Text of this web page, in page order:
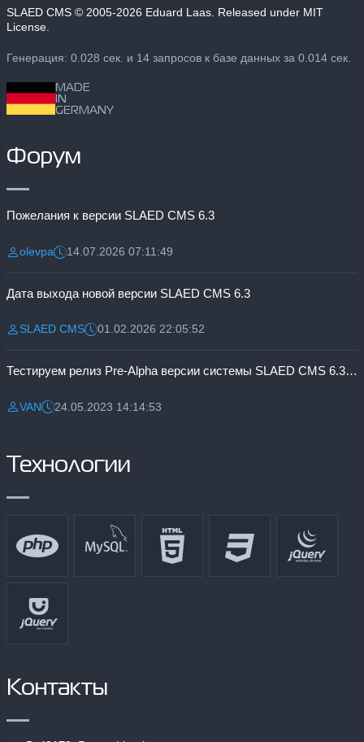
SLAED CMS © 2005-2026 Eduard Laas. Released under MIT
License.
Генерация: 0.028 сек. и 14 запросов к базе данных за 0.014 сек.
MADE
IN
GERMANY
Форум
Пожелания к версии SLAED CMS 6.3
Разместил:
olevpaДата:14.07.2026 07:11:49
Дата выхода новой версии SLAED CMS 6.3
Разместил:
SLAED CMSДата:01.02.2026 22:05:52
Тестируем релиз Pre-Alpha версии системы SLAED CMS 6.3 Pro
Разместил:
VANДата:24.05.2023 14:14:53
Технологии
Контакты